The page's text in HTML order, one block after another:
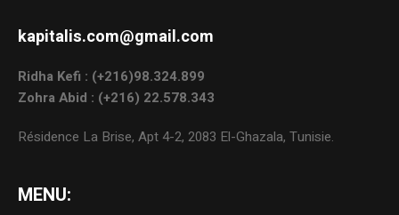
kapitalis.com@gmail.com
Ridha Kefi : (+216)98.324.899
Zohra Abid : (+216) 22.578.343
Résidence La Brise, Apt 4-2, 2083 El-Ghazala, Tunisie.
MENU: